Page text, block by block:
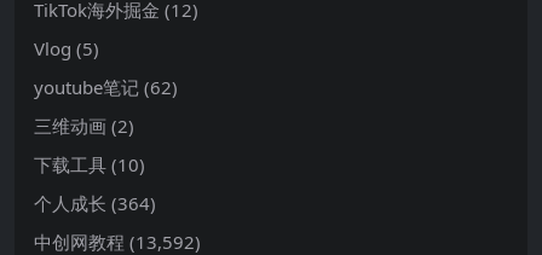
TikTok海外掘金 (12)
Vlog (5)
youtube笔记 (62)
三维动画 (2)
下载工具 (10)
个人成长 (364)
中创网教程 (13,592)